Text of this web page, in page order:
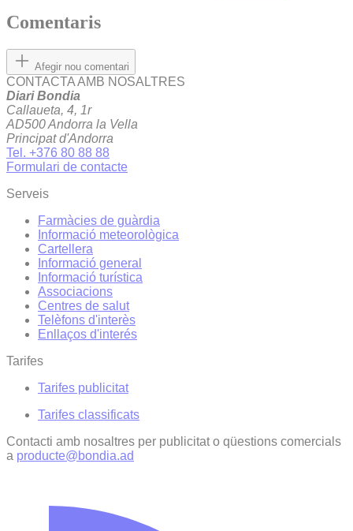
Comentaris
Afegir nou comentari
CONTACTA AMB NOSALTRES
Diari Bondia
Callaueta, 4, 1r
AD500 Andorra la Vella
Principat d'Andorra
Tel. +376 80 88 88
Formulari de contacte
Serveis
Farmàcies de guàrdia
Informació meteorològica
Cartellera
Informació general
Informació turística
Associacions
Centres de salut
Telèfons d'interès
Enllaços d'interés
Tarifes
Tarifes publicitat
Tarifes classificats
Contacti amb nosaltres per publicitat o qüestions comercials
a producte@bondia.ad